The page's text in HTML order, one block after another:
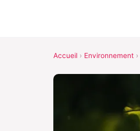
Accueil › Environnement ›